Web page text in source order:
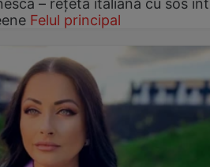
Felul principal